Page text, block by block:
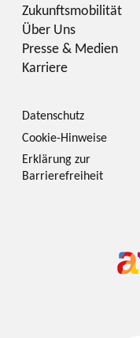
Zukunftsmobilität
Über Uns
Presse & Medien
Karriere
Datenschutz
Cookie-Hinweise
Erklärung zur
Barrierefreiheit